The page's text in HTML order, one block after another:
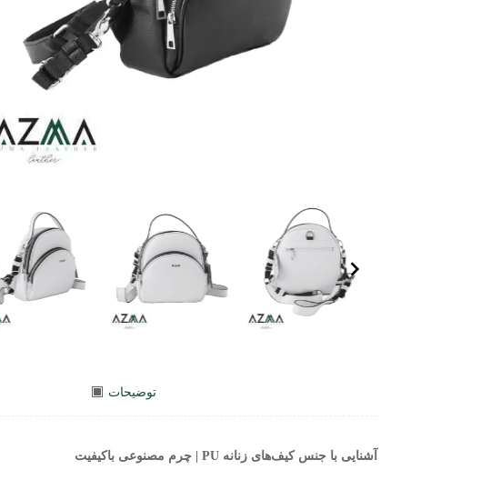
توضیحات
آشنایی با جنس کیف‌های زنانه PU | چرم مصنوعی باکیفیت